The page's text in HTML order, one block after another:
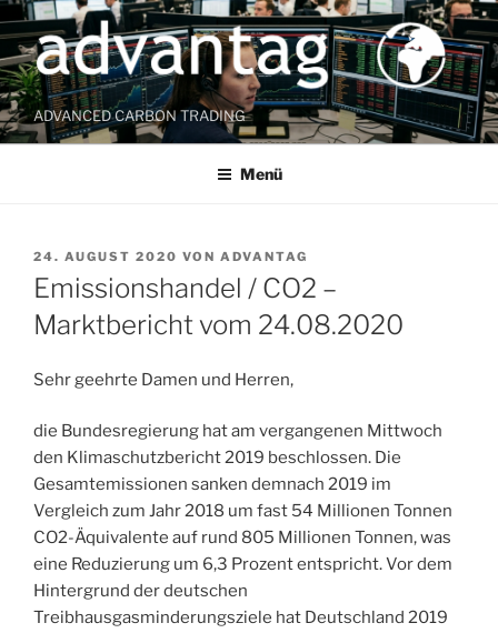
Zum
Inhalt
springen
ADVANCED CARBON TRADING
Menü
VERÖFFENTLICHT
AM
24. AUGUST 2020 VON ADVANTAG
Emissionshandel / CO2 –
Marktbericht vom 24.08.2020
Sehr geehrte Damen und Herren,
die Bundesregierung hat am vergangenen Mittwoch
den Klimaschutzbericht 2019 beschlossen. Die
Gesamtemissionen sanken demnach 2019 im
Vergleich zum Jahr 2018 um fast 54 Millionen Tonnen
CO2-Äquivalente auf rund 805 Millionen Tonnen, was
eine Reduzierung um 6,3 Prozent entspricht. Vor dem
Hintergrund der deutschen
Treibhausgasminderungsziele hat Deutschland 2019